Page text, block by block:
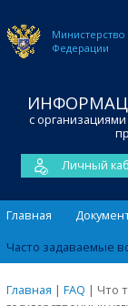
Министерство
Федерации
с
Личный
Главная
Часто задаваемые
Главная | FAQ | Что